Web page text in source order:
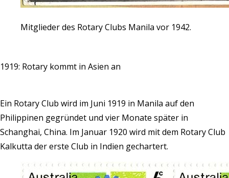
Mitglieder des Rotary Clubs Manila vor 1942.
1919: Rotary kommt in Asien an
Ein Rotary Club wird im Juni 1919 in Manila auf den
Philippinen gegründet und vier Monate später in
Schanghai, China. Im Januar 1920 wird mit dem Rotary Club
Kalkutta der erste Club in Indien gechartert.